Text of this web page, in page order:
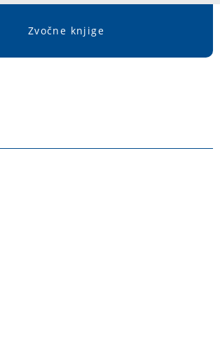
Zvočne knjige